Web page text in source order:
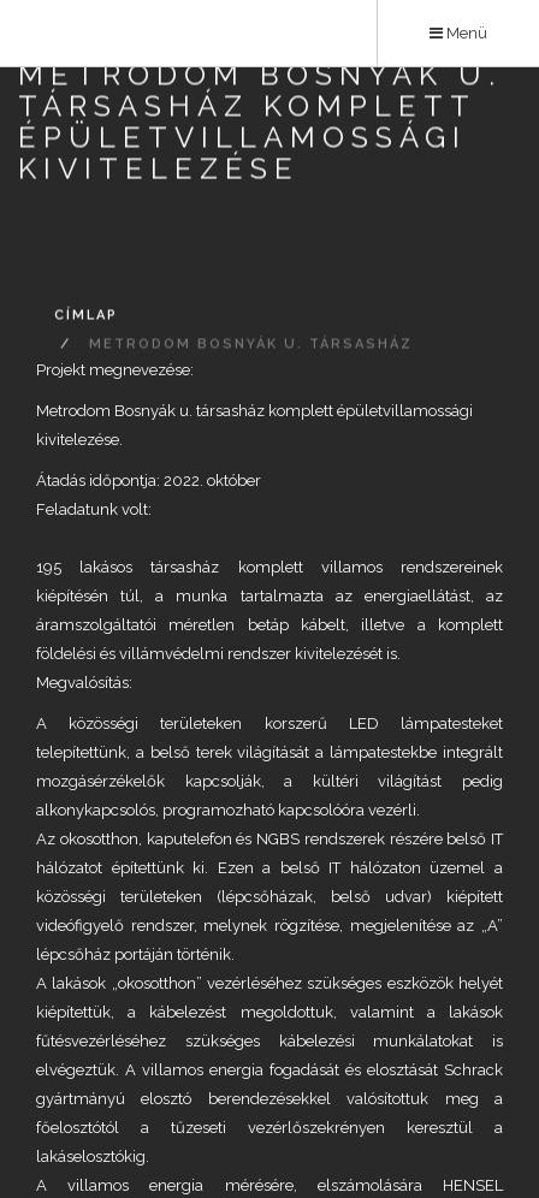
tartalomra
Menü
METRODOM BOSNYÁK U.
TÁRSASHÁZ KOMPLETT
ÉPÜLETVILLAMOSSÁGI
KIVITELEZÉSE
CÍMLAP
METRODOM BOSNYÁK U. TÁRSASHÁZ
KOMPLETT ÉPÜLETVILLAMOSSÁGI KIVITELEZÉSE
Projekt megnevezése:
Metrodom Bosnyák u. társasház komplett épületvillamossági
kivitelezése.
Átadás időpontja: 2022. október
Feladatunk volt:
195 lakásos társasház komplett villamos rendszereinek
kiépítésén túl, a munka tartalmazta az energiaellátást, az
áramszolgáltatói méretlen betáp kábelt, illetve a komplett
földelési és villámvédelmi rendszer kivitelezését is.
Megvalósítás:
A közösségi területeken korszerű LED lámpatesteket
telepítettünk, a belső terek világítását a lámpatestekbe integrált
mozgásérzékelők kapcsolják, a kültéri világítást pedig
alkonykapcsolós, programozható kapcsolóóra vezérli.
Az okosotthon, kaputelefon és NGBS rendszerek részére belső IT
hálózatot építettünk ki. Ezen a belső IT hálózaton üzemel a
közösségi területeken (lépcsőházak, belső udvar) kiépített
videófigyelő rendszer, melynek rögzítése, megjelenítése az „A”
lépcsőház portáján történik.
A lakások „okosotthon” vezérléséhez szükséges eszközök helyét
kiépítettük, a kábelezést megoldottuk, valamint a lakások
fűtésvezérléséhez szükséges kábelezési munkálatokat is
elvégeztük. A villamos energia fogadását és elosztását Schrack
gyártmányú elosztó berendezésekkel valósítottuk meg a
főelosztótól a tűzeseti vezérlőszekrényen keresztül a
lakáselosztókig.
A villamos energia mérésére, elszámolására HENSEL